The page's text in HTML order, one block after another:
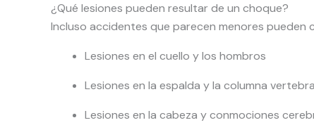
¿Qué lesiones pueden resultar de un choque?
Incluso accidentes que parecen menores pueden
Lesiones en el cuello y los hombros
Lesiones en la espalda y la columna
Lesiones en la cabeza y conmociones